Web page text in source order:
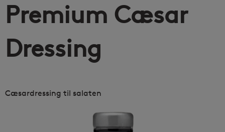
Premium Cæsar
Dressing
Cæsardressing til salaten